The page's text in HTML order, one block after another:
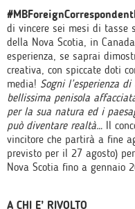
di vincere sei mesi di tasse
della Nova Scotia, in
esperienza, se saprai
creativa, con spiccate doti
media! Sogni l’esperienza
bellissima penisola
per la sua natura ed i
può diventare realtà… Il
vincitore che partirà a fine
previsto per il 27 agosto)
Nova Scotia fino a gennaio
A CHI E’ RIVOLTO